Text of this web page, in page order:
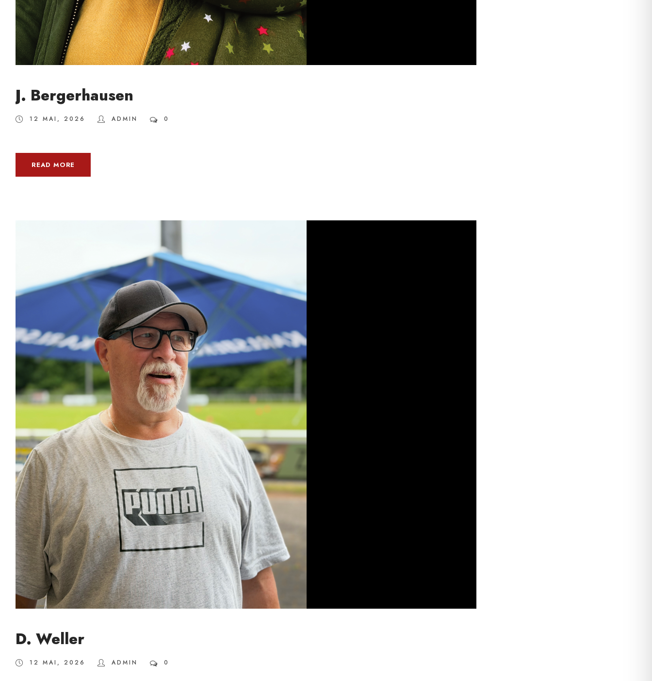
J. Bergerhausen
12 MAI, 2026 ADMIN 0
READ MORE
D. Weller
12 MAI, 2026 ADMIN 0